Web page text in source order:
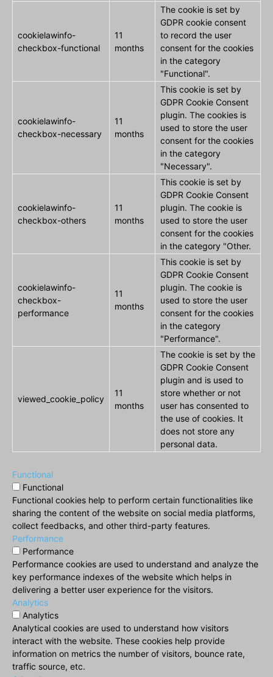
cookielawinfo-
checkbox-functional
11
months
The cookie is set by
GDPR cookie consent
to record the user
consent for the cookies
in the category
"Functional".
cookielawinfo-
checkbox-necessary
11
months
This cookie is set by
GDPR Cookie Consent
plugin. The cookies is
used to store the user
consent for the cookies
in the category
"Necessary".
cookielawinfo-
checkbox-others
11
months
This cookie is set by
GDPR Cookie Consent
plugin. The cookie is
used to store the user
consent for the cookies
in the category "Other.
cookielawinfo-
checkbox-
performance
11
months
This cookie is set by
GDPR Cookie Consent
plugin. The cookie is
used to store the user
consent for the cookies
in the category
"Performance".
viewed_cookie_policy
11
months
The cookie is set by the
GDPR Cookie Consent
plugin and is used to
store whether or not
user has consented to
the use of cookies. It
does not store any
personal data.
Functional
Functional
Functional cookies help to perform certain functionalities like
sharing the content of the website on social media platforms,
collect feedbacks, and other third-party features.
Performance
Performance
Performance cookies are used to understand and analyze the
key performance indexes of the website which helps in
delivering a better user experience for the visitors.
Analytics
Analytics
Analytical cookies are used to understand how visitors
interact with the website. These cookies help provide
information on metrics the number of visitors, bounce rate,
traffic source, etc.